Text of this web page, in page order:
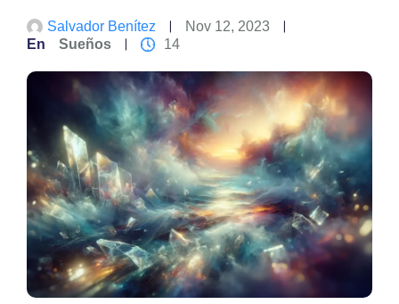
Salvador Benítez
Nov 12, 2023
En
Sueños 14